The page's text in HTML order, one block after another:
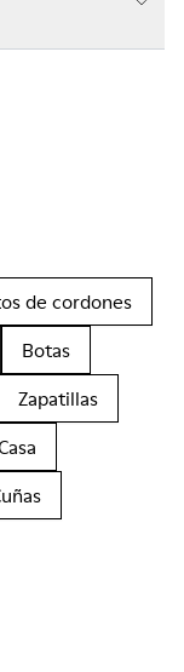
de cordones
Botas
Zapatillas